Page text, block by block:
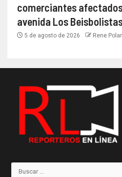
comerciantes
avenida Los
5 de agosto de 2026 Rene